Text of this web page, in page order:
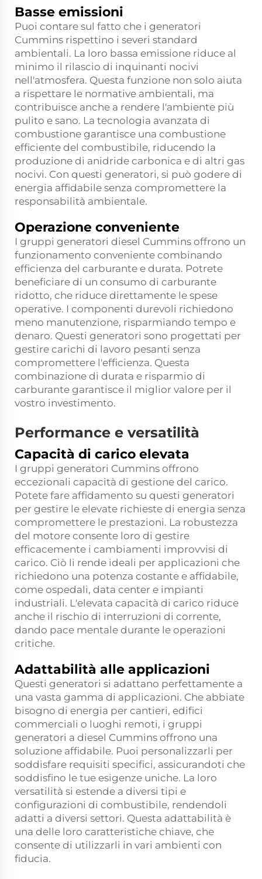
Basse emissioni
Puoi contare sul fatto che i generatori
Cummins rispettino i severi standard
ambientali. La loro bassa emissione riduce al
minimo il rilascio di inquinanti nocivi
nell'atmosfera. Questa funzione non solo aiuta
a rispettare le normative ambientali, ma
contribuisce anche a rendere l'ambiente più
pulito e sano. La tecnologia avanzata di
combustione garantisce una combustione
efficiente del combustibile, riducendo la
produzione di anidride carbonica e di altri gas
nocivi. Con questi generatori, si può godere di
energia affidabile senza compromettere la
responsabilità ambientale.
Operazione conveniente
I gruppi generatori diesel Cummins offrono un
funzionamento conveniente combinando
efficienza del carburante e durata. Potrete
beneficiare di un consumo di carburante
ridotto, che riduce direttamente le spese
operative. I componenti durevoli richiedono
meno manutenzione, risparmiando tempo e
denaro. Questi generatori sono progettati per
gestire carichi di lavoro pesanti senza
compromettere l'efficienza. Questa
combinazione di durata e risparmio di
carburante garantisce il miglior valore per il
vostro investimento.
Performance e versatilità
Capacità di carico elevata
I gruppi generatori Cummins offrono
eccezionali capacità di gestione del carico.
Potete fare affidamento su questi generatori
per gestire le elevate richieste di energia senza
compromettere le prestazioni. La robustezza
del motore consente loro di gestire
efficacemente i cambiamenti improvvisi di
carico. Ciò li rende ideali per applicazioni che
richiedono una potenza costante e affidabile,
come ospedali, data center e impianti
industriali. L'elevata capacità di carico riduce
anche il rischio di interruzioni di corrente,
dando pace mentale durante le operazioni
critiche.
Adattabilità alle applicazioni
Questi generatori si adattano perfettamente a
una vasta gamma di applicazioni. Che abbiate
bisogno di energia per cantieri, edifici
commerciali o luoghi remoti, i gruppi
generatori a diesel Cummins offrono una
soluzione affidabile. Puoi personalizzarli per
soddisfare requisiti specifici, assicurandoti che
soddisfino le tue esigenze uniche. La loro
versatilità si estende a diversi tipi e
configurazioni di combustibile, rendendoli
adatti a diversi settori. Questa adattabilità è
una delle loro caratteristiche chiave, che
consente di utilizzarli in vari ambienti con
fiducia.